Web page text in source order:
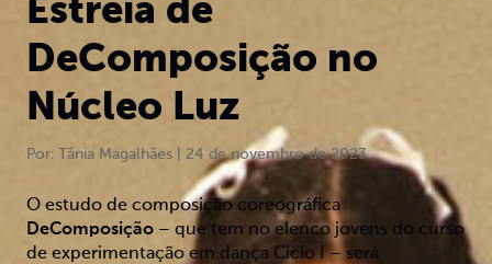
Estreia de
DeComposição no
Núcleo Luz
Por: Tânia Magalhães | 24 de novembro de 2023
O estudo de composição coreográfica
DeComposição – que tem no elenco jovens do curso
de experimentação em dança Ciclo I – será